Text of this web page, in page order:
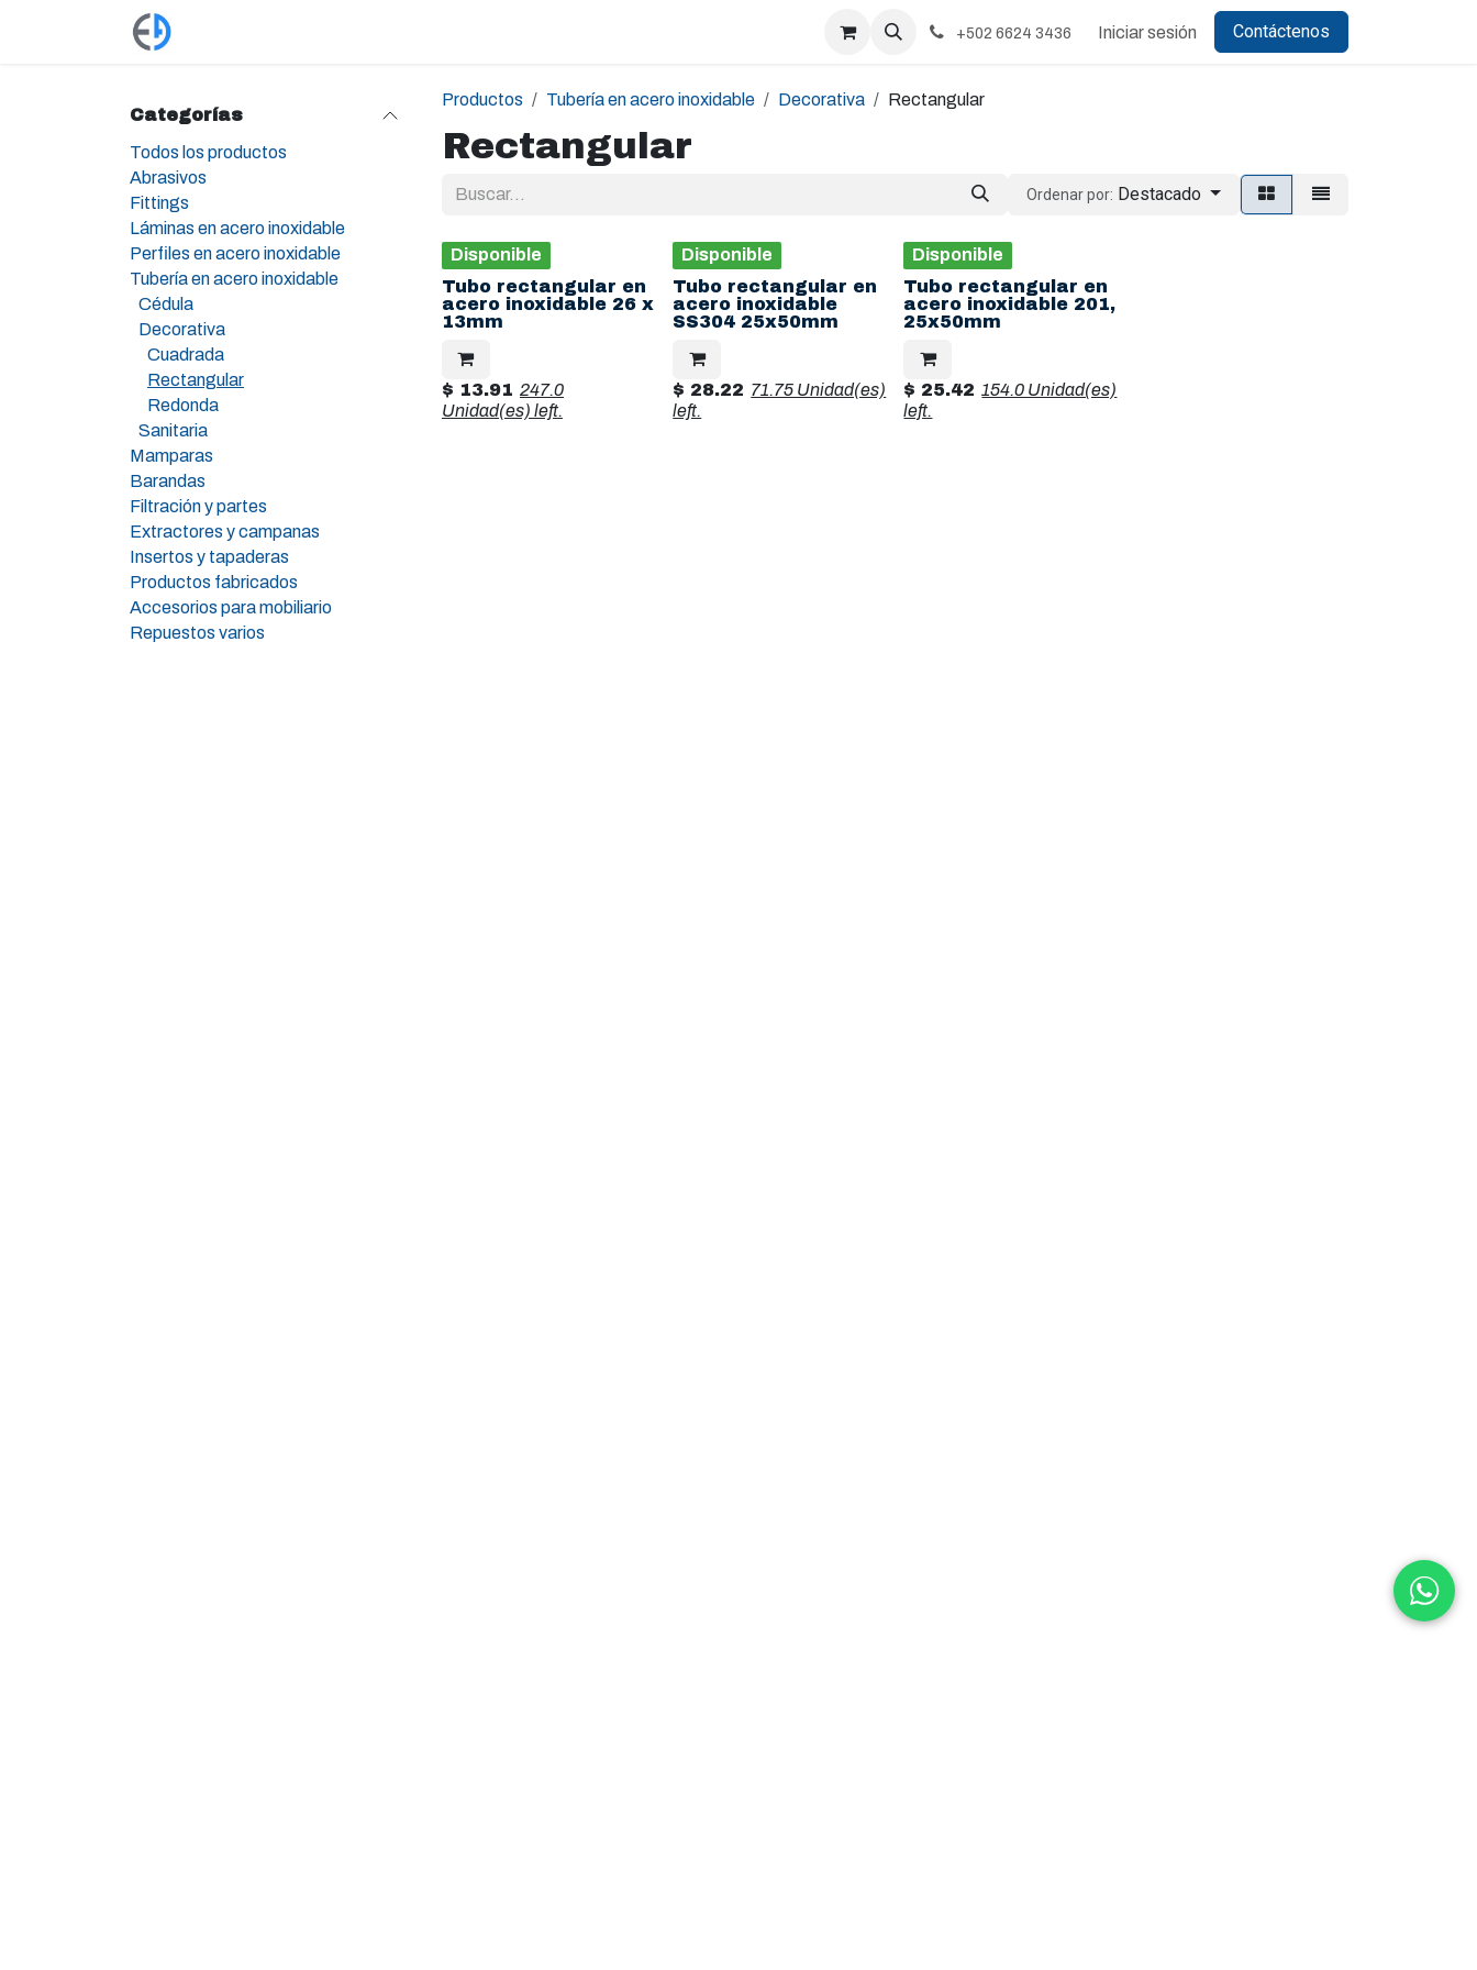
+502 6624 3436 Iniciar sesión Contáctenos
Categorías
Todos los productos
Abrasivos
Fittings
Láminas en acero inoxidable
Perfiles en acero inoxidable
Tubería en acero inoxidable
Cédula
Decorativa
Cuadrada
Rectangular
Redonda
Sanitaria
Mamparas
Barandas
Filtración y partes
Extractores y campanas
Insertos y tapaderas
Productos fabricados
Accesorios para mobiliario
Repuestos varios
Productos Tubería en acero inoxidable Decorativa Rectangular
Rectangular
Ordenar por: Destacado
Disponible
Tubo rectangular en
acero inoxidable 26 x
13mm
$ 13.91 247.0
Unidad(es) left.
Disponible
Tubo rectangular en
acero inoxidable
SS304 25x50mm
$ 28.22 71.75 Unidad(es)
left.
Disponible
Tubo rectangular en
acero inoxidable 201,
25x50mm
$ 25.42 154.0 Unidad(es)
left.